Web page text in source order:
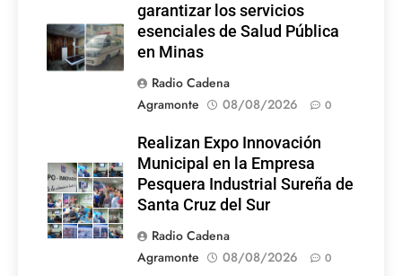
garantizar los servicios
esenciales de Salud Pública
en Minas
Radio Cadena
Agramonte
08/08/2026 0
Realizan Expo Innovación
Municipal en la Empresa
Pesquera Industrial Sureña de
Santa Cruz del Sur
Radio Cadena
Agramonte
08/08/2026 0